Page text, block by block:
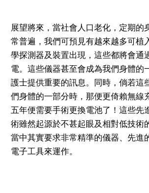
展望將來，當社會人口老化，定期的
常普遍，我們可預見有越來越多可植
學探測器及裝置出現，這些都將會通
電。這些儀器甚至會成為我們身體的
護士提供重要的訊息。同時，倘若這
們身體的一部分時，那便更倚賴無線
五年便需要手術更換電池了！這些先
術雖然起源於不甚起眼及相對低技術
當中其實要求非常精準的儀器、先進
電子工具來運作。